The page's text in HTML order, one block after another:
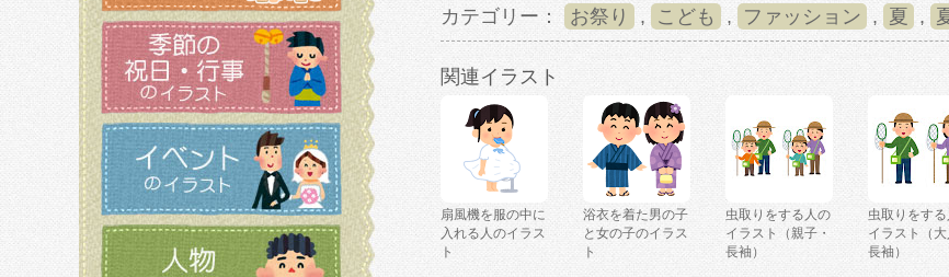
カテゴリー： お祭り , こども , ファッション , 夏 ,
関連イラスト
扇風機を服の中に
入れる人のイラス
ト
浴衣を着た男の子
と女の子のイラス
ト
虫取りをする人の
イラスト（親子・
長袖）
虫取りをす
イラスト（大
長袖）